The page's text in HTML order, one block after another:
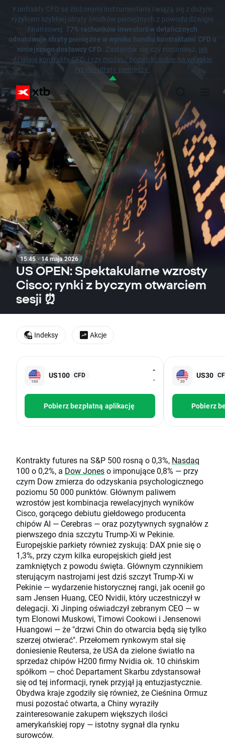
Kontrakty CFD są złożonymi instrumentami i wiążą się z dużym
ryzykiem szybkiej utraty środków pieniężnych z powodu dźwigni
finansowej.77% rachunków inwestorów detalicznych
odnotowuje straty pieniężne w wyniku handlu kontraktami CFD u
niniejszego dostawcy CFD. Zastanów się, czy rozumiesz, jak
działają kontrakty CFD, i czy możesz pozwolić sobie na wysokie
ryzyko utraty pieniędzy.
15:45 · 14 maja 2026
US OPEN: Spektakularne wzrosty
Cisco; rynki z byczym otwarciem
sesji ⏰
US100 CFD
-
-
Pobierz bezpłatną aplikację
US30
Pobierz
Kontrakty futures na S&P 500 rosną o 0,3%, Nasdaq
100 o 0,2%, a Dow Joneso imponujące 0,8% — przy
czym Dow zmierza do odzyskania psychologicznego
poziomu 50 000 punktów. Głównym paliwem
wzrostów jest kombinacja rewelacyjnych wyników
Cisco, gorącego debiutu giełdowego producenta
chipów AI — Cerebras — oraz pozytywnych sygnałów z
pierwszego dnia szczytu Trump-Xi w Pekinie.
Europejskie parkiety również zyskują: DAX pnie się o
1,3%, przy czym kilka europejskich giełd jest
zamkniętych z powodu święta. Głównym czynnikiem
sterującym nastrojami jest dziś szczyt Trump-Xi w
Pekinie — wydarzenie historycznej rangi, jak ocenił go
sam Jensen Huang, CEO Nvidii, który uczestniczył w
delegacji. Xi Jinping oświadczył zebranym CEO — w
tym Elonowi Muskowi, Timowi Cookowi i Jensenowi
Huangowi — że "drzwi Chin do otwarcia będą się tylko
szerzej otwierać". Przełomem rynkowym stał się
doniesienie Reutersa, że USA da zielone światło na
sprzedaż chipów H200 firmy Nvidia ok. 10 chińskim
spółkom — choć Departament Skarbu zdystansował
się od tej informacji, rynek przyjął ją entuzjastycznie.
Obydwa kraje zgodziły się również, że Cieśnina Ormuz
musi pozostać otwarta, a Chiny wyraziły
zainteresowanie zakupem większych ilości
amerykańskiej ropy — istotny sygnał dla rynku
surowców.
Indeksy Akcje